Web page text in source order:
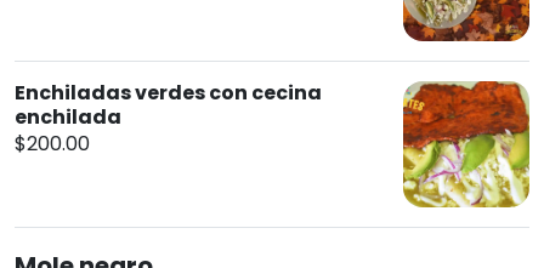
Enchiladas verdes con cecina
enchilada
$200.00